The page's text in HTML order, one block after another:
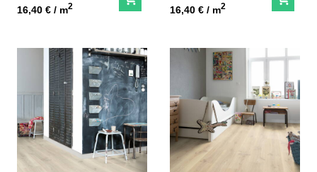
Unit price
16,40 € / m2 Do košíkaUnit price
16,40 € / m2 Do